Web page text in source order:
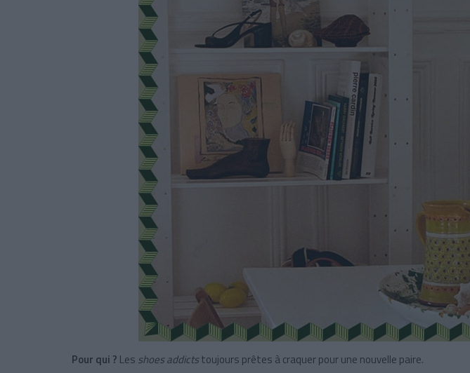
Pour qui ? Les shoes addictstoujours prêtes à craquer pour une nouvelle paire.